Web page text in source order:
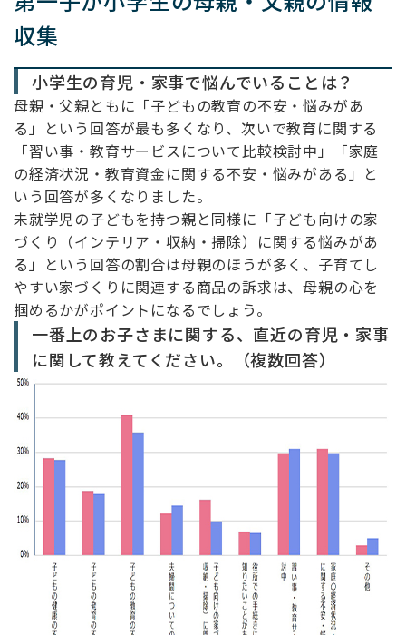
収集
小学生の育児・家事で悩んでいることは？
母親・父親ともに「子どもの教育の不安・悩みがあ
る」という回答が最も多くなり、次いで教育に関する
「習い事・教育サービスについて比較検討中」「家庭
の経済状況・教育資金に関する不安・悩みがある」と
いう回答が多くなりました。
未就学児の子どもを持つ親と同様に「子ども向けの家
づくり（インテリア・収納・掃除）に関する悩みがあ
る」という回答の割合は母親のほうが多く、子育てし
やすい家づくりに関連する商品の訴求は、母親の心を
掴めるかがポイントになるでしょう。
一番上のお子さまに関する、直近の育児・家事
に関して教えてください。（複数回答）